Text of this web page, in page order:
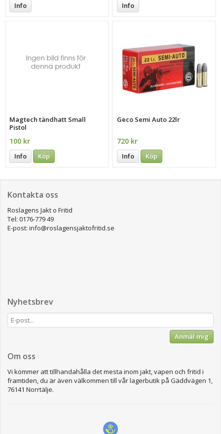
Info Info
Magtech tändhatt Small
Pistol
100 kr
Info Köp
Geco Semi Auto 22lr
720 kr
Info Köp
Kontakta oss
Roslagens Jakt o Fritid
Tel: 0176-779 49
E-post: info@roslagensjaktofritid.se
Nyhetsbrev
Anmäl mig
Om oss
Vi kommer att tillhandahålla det mesta inom jakt, vapen och fritid i
framtiden, du är även välkommen till vår lagerbutik på Gäddvägen 1,
76141 Norrtälje.